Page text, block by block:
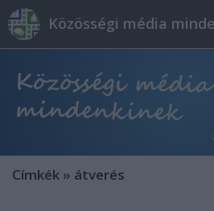
Közösségi média
Címkék » átverés